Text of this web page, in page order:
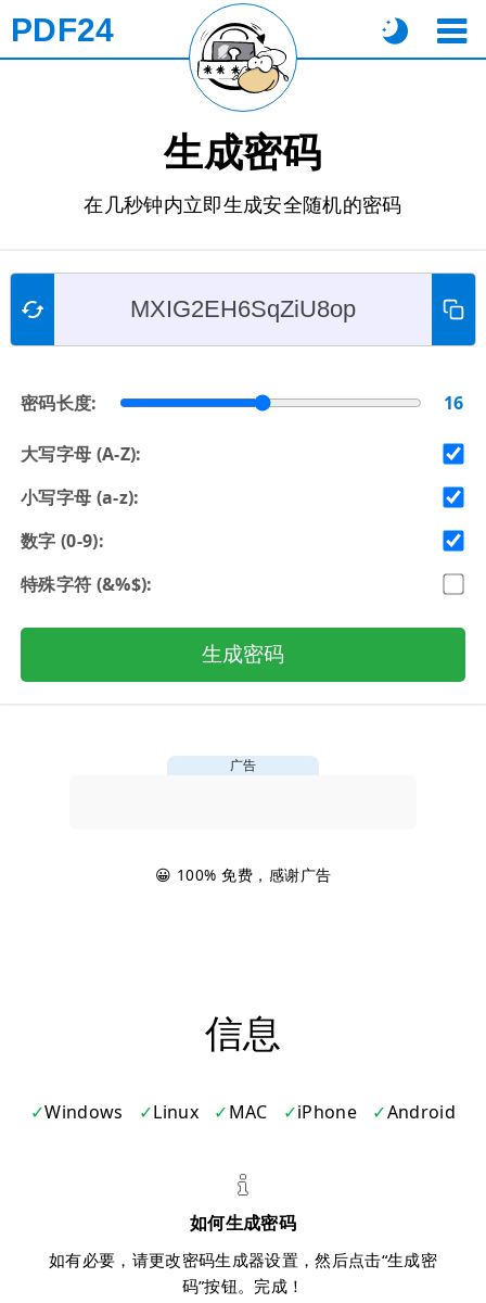
PDF24
生成密码
在几秒钟内立即生成安全随机的密码
密码长度: 16
大写字母 (A-Z):
小写字母 (a-z):
数字 (0-9):
特殊字符 (&%$):
生成密码
广告
😀 100% 免费，感谢广告
信息
Windows Linux MAC iPhone Android
如何生成密码
如有必要，请更改密码生成器设置，然后点击“生成密
码”按钮。完成！